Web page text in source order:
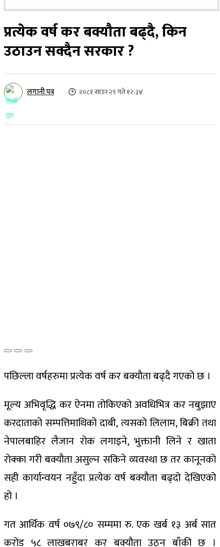
प्रत्येक वर्ष कर बक्यौता बढ्दै, किन
उठाउन सक्दैन सरकार ?
लगानी पत्र २०८१ साउन २९ गते १२:३४
पछिल्ला वर्षहरुमा प्रत्येक वर्ष कर बक्यौता बढ्दै गएको छ ।
मूल्य अभिवृद्धि कर ऐनमा तोकिएको अवधिभित्र कर नबुझाए
करदाताको सम्पत्तिमाथिको दाबी, त्यसको लिलाम, बिक्री तथा
नेपालबाहिर लैजान रोक लगाइने, भुक्तानी लिने र खाता
रोक्का गरी बक्यौता असुल्न सकिने व्यवस्था छ तर कानूनको
सही कार्यान्वयन नहुँदा प्रत्येक वर्ष बक्यौता बढ्दो देखिएको
हो ।
गत आर्थिक वर्ष ०७९/८० सम्ममा रु. एक खर्ब १३ अर्ब सात
करोड ५८ लाखबराबर कर बक्यौता उठ्न बाँकी छ ।